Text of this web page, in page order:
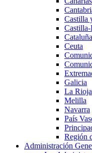
Castilla
Cataluña
Ceuta
Galicia
La Rioja
Melilla
Navarra
País
Región
Administración